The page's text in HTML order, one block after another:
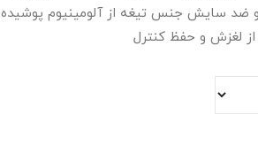
مقاوم و ضد سایش جنس تیغه از آلومینیوم پوشیده
از لغزش و حفظ کنترل